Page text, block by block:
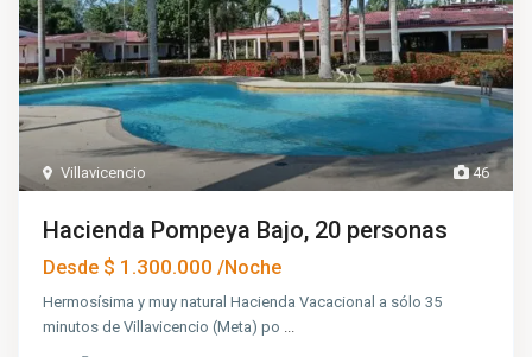
46
Villavicencio
Hacienda Pompeya Bajo, 20 personas
Desde $ 1.300.000/Noche
Hermosísima y muy natural Hacienda Vacacional a sólo 35
minutos de Villavicencio (Meta) po